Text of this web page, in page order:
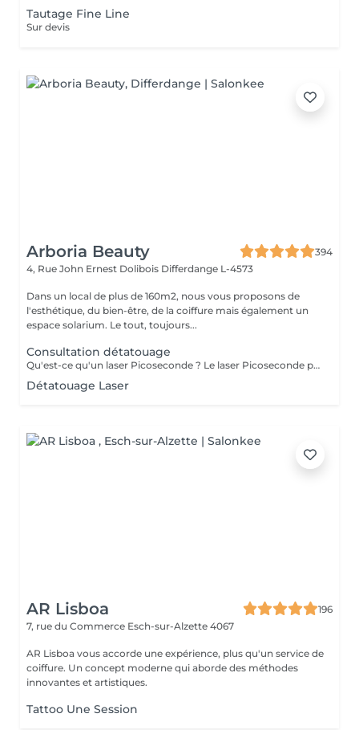
Tautage Fine Line
Sur devis
Arboria Beauty
394
4, Rue John Ernest Dolibois Differdange L-4573
Dans un local de plus de 160m2, nous vous proposons de
l'esthétique, du bien-être, de la coiffure mais également un
espace solarium. Le tout, toujours...
Consultation détatouage
Qu'est-ce qu'un laser Picoseconde ? Le laser Picoseconde permet de délivrer une impulsion lumineuse de l'ordre de 300 picoseconde. Cette brièveté d'impulsion induit une onde de choc capable de fragmenter les pigments du tatouage. Le détatouage était jusqu'à présent réalisé avec des lasers dits «Q Switched» avec une durée d'impulsion de l'ordre de la nanoseconde, beaucoup moins efficace. - Efficace sur les tatouages noirs et de couleurs - Traitement corps, visage et maquillage permanant. - Le détatouage par laser ne laisse pas de cicatrices après le traitement ; - Les séances sont espacées de 30 à 40 jours (au lieu de 2 mois ou plus avec un laser «Q Switched») ; Il est impossible de prédire avec précision le nombre de séances nécessaires. En effet, tout dépend des facteurs sur lesquels nous n'avons aucune information avant de commencer le traitement (qualité et profondeur de l'encre, présence ou non de métaux dans les pigments)
Détatouage Laser
AR Lisboa
196
7, rue du Commerce Esch-sur-Alzette 4067
AR Lisboa vous accorde une expérience, plus qu'un service de
coiffure. Un concept moderne qui aborde des méthodes
innovantes et artistiques.
Tattoo Une Session